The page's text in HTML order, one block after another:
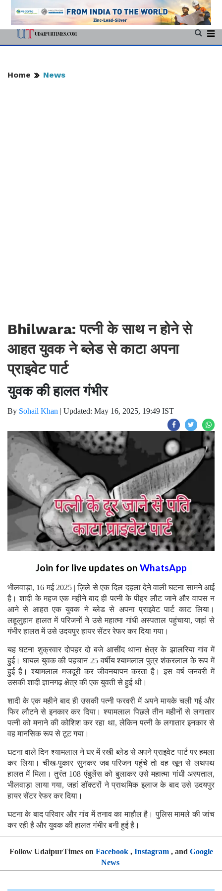
Home News
Bhilwara: पत्नी के साथ न होने से
आहत युवक ने ब्लेड से काटा अपना
प्राइवेट पार्ट
युवक की हालत गंभीर
By Sohail Khan | Updated: May 16, 2025, 19:49 IST
Join for live updates on WhatsApp
भीलवाड़ा, 16 मई 2025 | ज़िले से एक दिल दहला देने वाली घटना सामने आई
है। शादी के महज एक महीने बाद ही पत्नी के पीहर लौट जाने और वापस न
आने से आहत एक युवक ने ब्लेड से अपना प्राइवेट पार्ट काट लिया।
लहूलुहान हालत में परिजनों ने उसे महात्मा गांधी अस्पताल पहुंचाया, जहां से
गंभीर हालत में उसे उदयपुर हायर सेंटर रेफर कर दिया गया।
यह घटना शुक्रवार दोपहर दो बजे आसींद थाना क्षेत्र के झालरिया गांव में
हुई। घायल युवक की पहचान 25 वर्षीय श्यामलाल पुत्र शंकरलाल के रूप में
हुई है। श्यामलाल मजदूरी कर जीवनयापन करता है। इस वर्ष जनवरी में
उसकी शादी ज्ञानगढ़ क्षेत्र की एक युवती से हुई थी।
शादी के एक महीने बाद ही उसकी पत्नी फरवरी में अपने मायके चली गई और
फिर लौटने से इनकार कर दिया। श्यामलाल पिछले तीन महीनों से लगातार
पत्नी को मनाने की कोशिश कर रहा था, लेकिन पत्नी के लगातार इनकार से
वह मानसिक रूप से टूट गया।
घटना वाले दिन श्यामलाल ने घर में रखी ब्लेड से अपने प्राइवेट पार्ट पर हमला
कर लिया। चीख-पुकार सुनकर जब परिजन पहुंचे तो वह खून से लथपथ
हालत में मिला। तुरंत 108 एंबुलेंस को बुलाकर उसे महात्मा गांधी अस्पताल,
भीलवाड़ा लाया गया, जहां डॉक्टरों ने प्राथमिक इलाज के बाद उसे उदयपुर
हायर सेंटर रेफर कर दिया।
घटना के बाद परिवार और गांव में तनाव का माहौल है। पुलिस मामले की जांच
कर रही है और युवक की हालत गंभीर बनी हुई है।
Follow UdaipurTimes on Facebook, Instagram, and Google
News